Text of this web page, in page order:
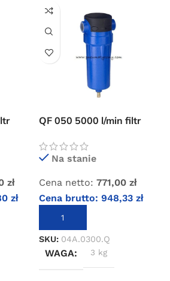
zł
zł
QF 050 5000 l/min filtr
powietrza
Na stanie
Cena netto: 771,00 zł
Cena brutto: 948,33 zł
DODAJ DO KOSZYKA
SKU: 04A.0300.Q
WAGA 3 kg